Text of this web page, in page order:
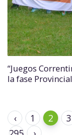
“Juegos
la fase Provincial
‹ 1 2 3